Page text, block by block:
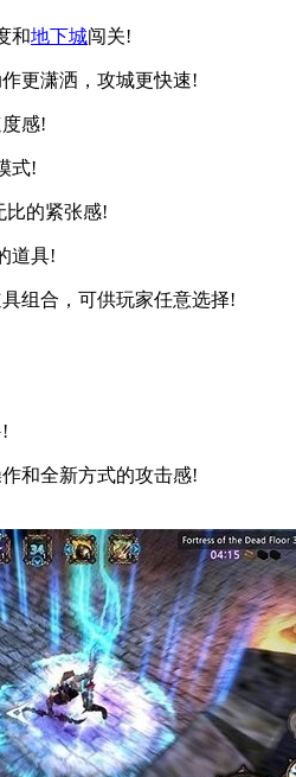
和地下城闯关!
更潇洒，攻城更快速!
感!
式!
的紧张感!
道具!
合，可供玩家任意选择!
和全新方式的攻击感!